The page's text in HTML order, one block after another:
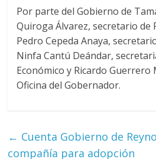
Por parte del Gobierno de
Quiroga Álvarez, secretario de
Pedro Cepeda Anaya,
Ninfa Cantú Deándar,
Económico y Ricardo Guerrero
Oficina del Gobernador.
← Cuenta Gobierno de
compañía para adopción